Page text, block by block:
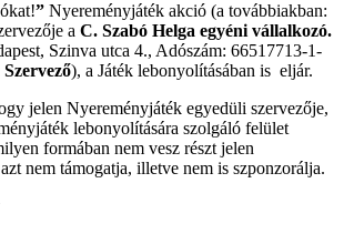
” Nyereményjáték akció (a továbbiakban:
a C. Szabó Helga egyéni vállalkozó.
Szinva utca 4., Adószám: 66517713-1-
Szervező), a Játék lebonyolításában is eljár.
jelen Nyereményjáték egyedüli szervezője,
lebonyolítására szolgáló felület
formában nem vesz részt jelen
nem támogatja, illetve nem is szponzorálja.